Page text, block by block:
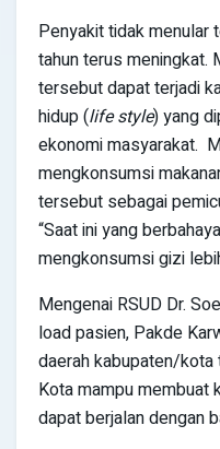
Penyakit tidak menular
tahun terus meningkat.
tersebut dapat terjadi
hidup (life style) yang
ekonomi masyarakat.
mengkonsumsi
tersebut sebagai
“Saat ini yang
mengkonsumsi gizi
Mengenai RSUD Dr.
load pasien, Pakde
daerah kabupaten/
Kota mampu membuat
dapat berjalan dengan